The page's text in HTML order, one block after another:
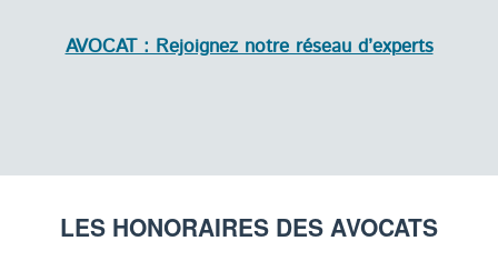
AVOCAT : Rejoignez notre réseau d’experts
LES HONORAIRES DES AVOCATS